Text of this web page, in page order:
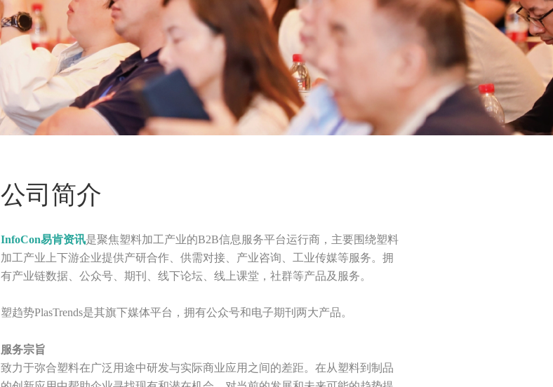
公司简介
InfoCon易肯资讯是聚焦塑料加工产业的B2B信息服务平台运行商，主要围绕塑料
加工产业上下游企业提供产研合作、供需对接、产业咨询、工业传媒等服务。拥
有产业链数据、公众号、期刊、线下论坛、线上课堂，社群等产品及服务。
塑趋势PlasTrends是其旗下媒体平台，拥有公众号和电子期刊两大产品。
服务宗旨
致力于弥合塑料在广泛用途中研发与实际商业应用之间的差距。在从塑料到制品